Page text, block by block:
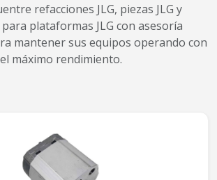
refacciones JLG, piezas JLG y
plataformas JLG con asesoría
mantener sus equipos operando con
el máximo rendimiento.